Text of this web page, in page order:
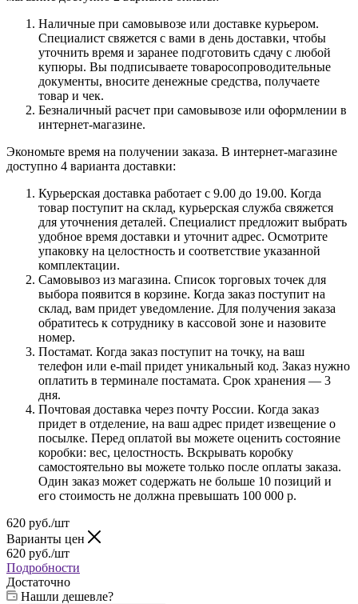
Наличные при самовывозе или доставке курьером.
Специалист свяжется с вами в день доставки, чтобы
уточнить время и заранее подготовить сдачу с любой
купюры. Вы подписываете товаросопроводительные
документы, вносите денежные средства, получаете
товар и чек.
Безналичный расчет при самовывозе или оформлении в
интернет-магазине.
Экономьте время на получении заказа. В интернет-магазине
доступно 4 варианта доставки:
Курьерская доставка работает с 9.00 до 19.00. Когда
товар поступит на склад, курьерская служба свяжется
для уточнения деталей. Специалист предложит выбрать
удобное время доставки и уточнит адрес. Осмотрите
упаковку на целостность и соответствие указанной
комплектации.
Самовывоз из магазина. Список торговых точек для
выбора появится в корзине. Когда заказ поступит на
склад, вам придет уведомление. Для получения заказа
обратитесь к сотруднику в кассовой зоне и назовите
номер.
Постамат. Когда заказ поступит на точку, на ваш
телефон или e-mail придет уникальный код. Заказ нужно
оплатить в терминале постамата. Срок хранения — 3
дня.
Почтовая доставка через почту России. Когда заказ
придет в отделение, на ваш адрес придет извещение о
посылке. Перед оплатой вы можете оценить состояние
коробки: вес, целостность. Вскрывать коробку
самостоятельно вы можете только после оплаты заказа.
Один заказ может содержать не больше 10 позиций и
его стоимость не должна превышать 100 000 р.
620 руб./шт
Варианты цен
620 руб./шт
Подробности
Достаточно
Нашли дешевле?